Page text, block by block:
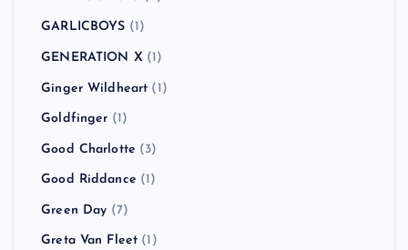
GARLICBOYS (1)
GENERATION X (1)
Ginger Wildheart (1)
Goldfinger (1)
Good Charlotte (3)
Good Riddance (1)
Green Day (7)
Greta Van Fleet (1)